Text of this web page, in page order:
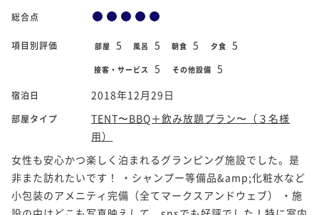
総合点
項目別評価 部屋 5 風呂 5 朝食 5 夕食 5
接客・サービス 5 その他設備 5
宿泊日 2018年12月29日
部屋タイプ
TENT〜BBQ＋飲み放題プラン〜（３名様
用）
女性も安心かつ楽しく泊まれるグランピング施設でした。是
非また訪れたいです！ ・シャンプー等備品&amp;化粧水など
小包装のアメニティ完備（全てマークスアンドウェブ） ・施